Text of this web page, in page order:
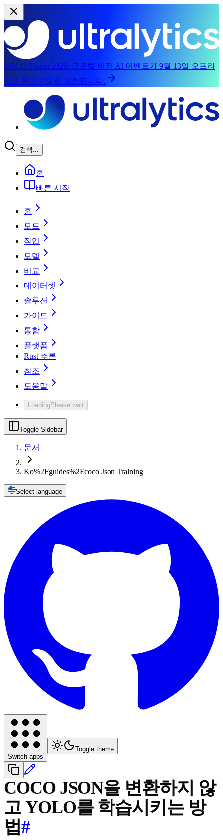
YOLO Vision 2026: 글로벌 비전 AI 이벤트가 9월 13일 오프라
인과 온라인으로 개최됩니다.
검색...
홈
빠른 시작
홈
모드
작업
모델
비교
데이터셋
솔루션
가이드
통합
플랫폼
Rust 추론
참조
도움말
LoadingPlease wait
Toggle Sidebar
문서
Ko%2Fguides%2Fcoco Json Training
Select language
Switch apps
Toggle theme
COCO JSON을 변환하지 않
고 YOLO를 학습시키는 방
법#